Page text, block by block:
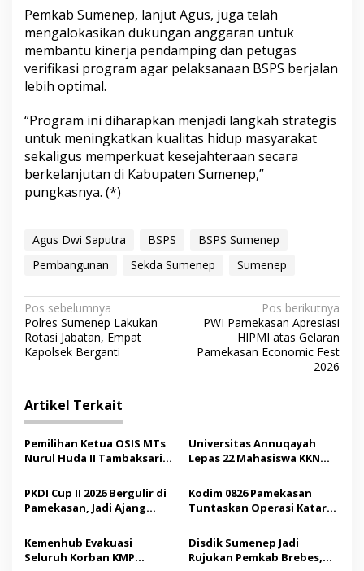
Pemkab Sumenep, lanjut Agus, juga telah
mengalokasikan dukungan anggaran untuk
membantu kinerja pendamping dan petugas
verifikasi program agar pelaksanaan BSPS berjalan
lebih optimal.
“Program ini diharapkan menjadi langkah strategis
untuk meningkatkan kualitas hidup masyarakat
sekaligus memperkuat kesejahteraan secara
berkelanjutan di Kabupaten Sumenep,”
pungkasnya. (*)
Agus Dwi Saputra BSPS
BSPS Sumenep
Pembangunan
Sekda Sumenep Sumenep
N
a
v
g
a
s
i
p
o
s
Pos sebelumnya
Polres Sumenep Lakukan
Rotasi Jabatan, Empat
Kapolsek Berganti
Pos berikutnya
PWI Pamekasan Apresiasi
HIPMI atas Gelaran
Pamekasan Economic Fest
2026
Artikel Terkait
Pemilihan Ketua OSIS MTs
Nurul Huda II Tambaksari
Demokrasi bagi Siswa
Universitas Annuqayah
Lepas 22 Mahasiswa KKN
Saudi
PKDI Cup II 2026 Bergulir di
Pamekasan, Jadi Ajang
Madura
Kodim 0826 Pamekasan
Tuntaskan Operasi Katarak
Tindakan Medis
Kemenhub Evakuasi
Seluruh Korban KMP
Disdik Sumenep Jadi
Rujukan Pemkab Brebes,